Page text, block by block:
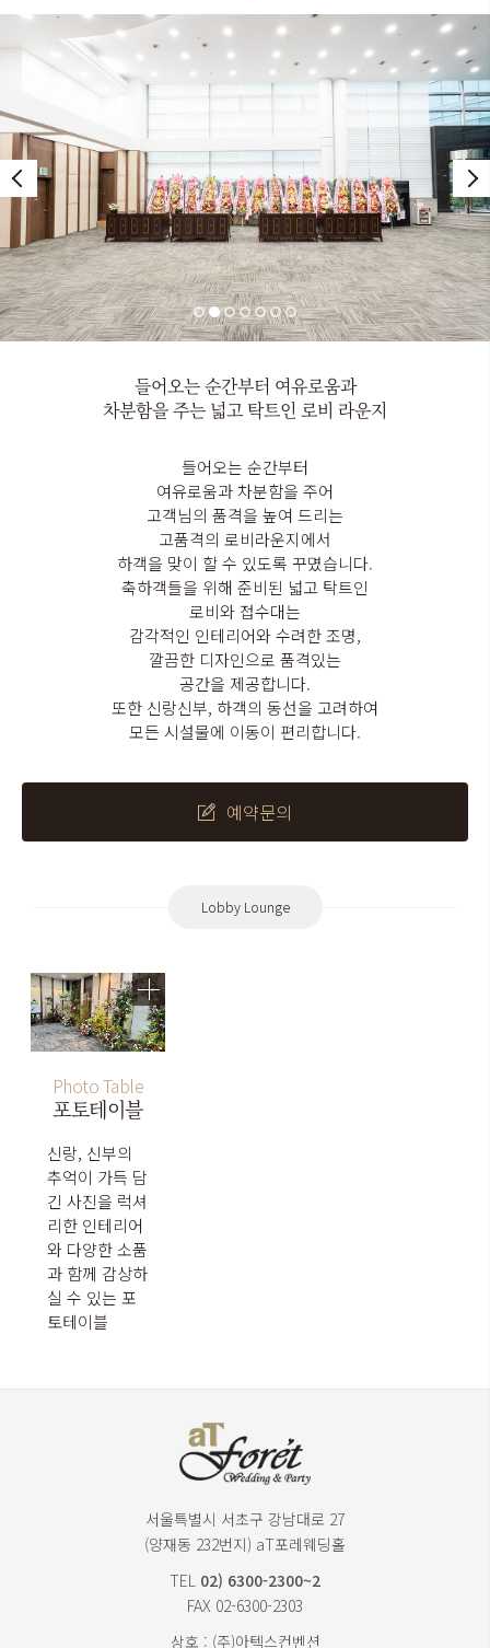
들어오는 순간부터 여유로움과
차분함을 주는 넓고 탁트인 로비 라운지
들어오는 순간부터
여유로움과 차분함을 주어
고객님의 품격을 높여 드리는
고품격의 로비라운지에서
하객을 맞이 할 수 있도록 꾸몄습니다.
축하객들을 위해 준비된 넓고 탁트인
로비와 접수대는
감각적인 인테리어와 수려한 조명,
깔끔한 디자인으로 품격있는
공간을 제공합니다.
또한 신랑신부, 하객의 동선을 고려하여
모든 시설물에 이동이 편리합니다.
예약문의
Lobby Lounge
Photo Table
포토테이블
신랑, 신부의
추억이 가득 담
긴 사진을 럭셔
리한 인테리어
와 다양한 소품
과 함께 감상하
실 수 있는 포
토테이블
서울특별시 서초구 강남대로 27
(양재동 232번지) aT포레웨딩홀
TEL 02) 6300-2300~2
FAX 02-6300-2303
상호 : (주)아텍스컨벤션